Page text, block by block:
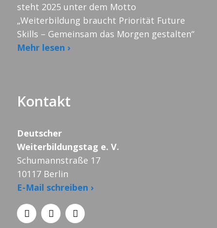
steht 2025 unter dem Motto
„Weiterbildung braucht Priorität Future
Skills – Gemeinsam das Morgen gestalten“
Mehr lesen ›
Kontakt
Deutscher
Weiterbildungstag e. V.
Schumannstraße 17
10117 Berlin
E-Mail schreiben ›